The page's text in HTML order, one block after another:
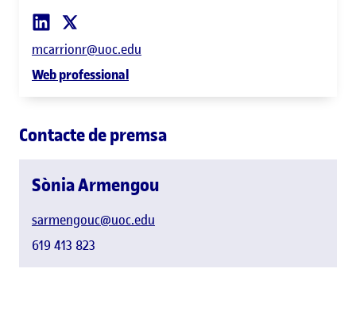
mcarrionr@uoc.edu
Web professional
Contacte de premsa
Sònia Armengou
sarmengouc@uoc.edu
619 413 823